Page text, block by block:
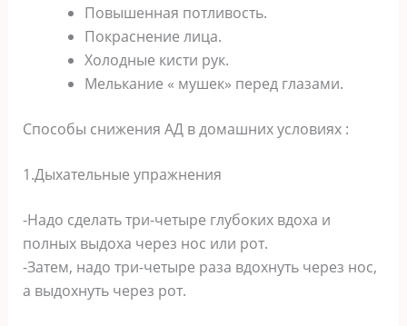
Повышенная потливость.
Покраснение лица.
Холодные кисти рук.
Мелькание « мушек» перед глазами.
Способы снижения АД в домашних условиях :
1.Дыхательные упражнения
-Надо сделать три-четыре глубоких вдоха и
полных выдоха через нос или рот.
-Затем, надо три-четыре раза вдохнуть через нос,
а выдохнуть через рот.